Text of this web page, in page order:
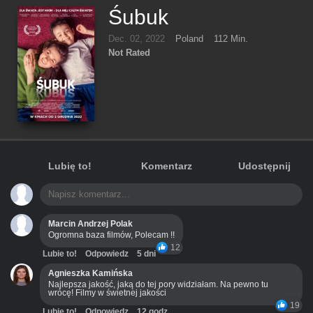
Śubuk
Dec. 02, 2022 Poland
112 Min.
Not Rated
Lubię to! Komentarz Udostępnij
Marcin Andrzej Polak
Ogromna baza filmów, Polecam !!
12
Lubie to! Odpowiedz
5 dni
Agnieszka Kamińska
Najlepsza jakość, jaką do tej pory widziałam. Na pewno tu
wrócę! Filmy w świetnej jakości
19